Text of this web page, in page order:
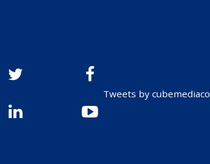
Tweets by cubemediaco